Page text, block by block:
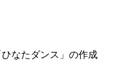
なたダンス」の作成